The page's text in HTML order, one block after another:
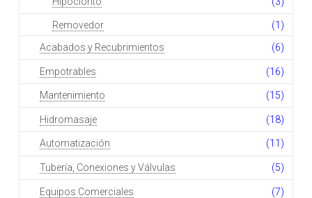
Removedor
(1)
Acabados y Recubrimientos
(6)
Empotrables (16)
Mantenimiento (15)
Hidromasaje (18)
Automatización (11)
Tubería, Conexiones y Válvulas (5)
Equipos Comerciales (7)